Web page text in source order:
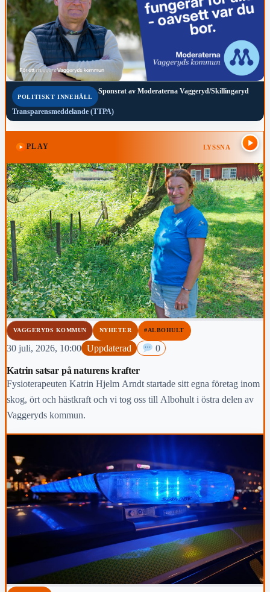
POLITISKT INNEHÅLL
Sponsrat av Moderaterna Vaggeryd/Skillingaryd
Transparensmeddelande (TTPA)
PLAY LYSSNA
VAGGERYDS KOMMUN NYHETER #ALBOHULT
30 juli, 2026, 10:00 Uppdaterad 0
Katrin satsar på naturens krafter
Fysioterapeuten Katrin Hjelm Arndt startade sitt egna företag inom
skog, ört och hästkraft och vi tog oss till Albohult i östra delen av
Vaggeryds kommun.